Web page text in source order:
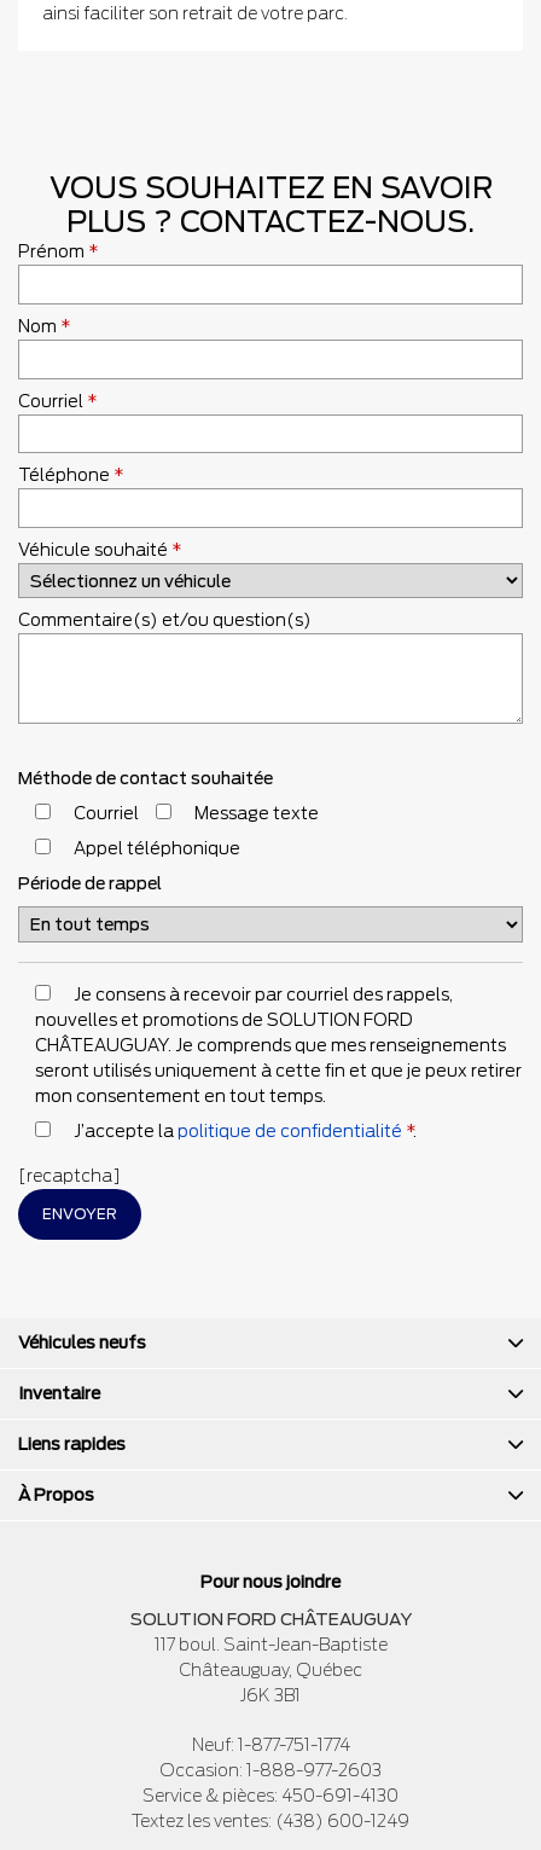
ainsi faciliter son retrait de votre parc.
VOUS SOUHAITEZ EN SAVOIR
PLUS ? CONTACTEZ-NOUS.
Prénom *
Nom *
Courriel *
Téléphone *
Véhicule souhaité *
Commentaire(s) et/ou question(s)
Méthode de contact souhaitée
Courriel
Message texte
Appel téléphonique
Période de rappel
Je consens à recevoir par courriel des rappels,
nouvelles et promotions de SOLUTION FORD
CHÂTEAUGUAY. Je comprends que mes renseignements
seront utilisés uniquement à cette fin et que je peux retirer
mon consentement en tout temps.
J’accepte la politique de confidentialité *.
[recaptcha]
Pour nous joindre
SOLUTION FORD CHÂTEAUGUAY
117 boul. Saint-Jean-Baptiste
Châteauguay, Québec
J6K 3B1
Neuf: 1-877-751-1774
Occasion: 1-888-977-2603
Service & pièces: 450-691-4130
Textez les ventes: (438) 600-1249
Véhicules neufs
Inventaire
Liens rapides
À Propos